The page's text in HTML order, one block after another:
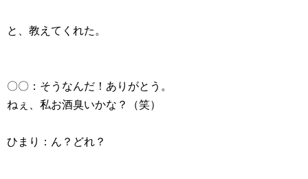
と、教えてくれた。
〇〇：そうなんだ！ありがとう。
ねぇ、私お酒臭いかな？（笑）
ひまり：ん？どれ？